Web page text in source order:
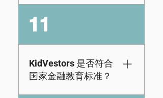
答了你的问题吗？如
果没有，请在此处安
排与我们的团队通
话。
的标准。但我们不止
于此——我们还包括
股票市场投资、房地
产投资和创业方面的
课程。查看演示 查看
功能尝试一下
The number of
lessons and level of
students can
complete a lesson in
11
KidVestors 是否符合
国家金融教育标准？